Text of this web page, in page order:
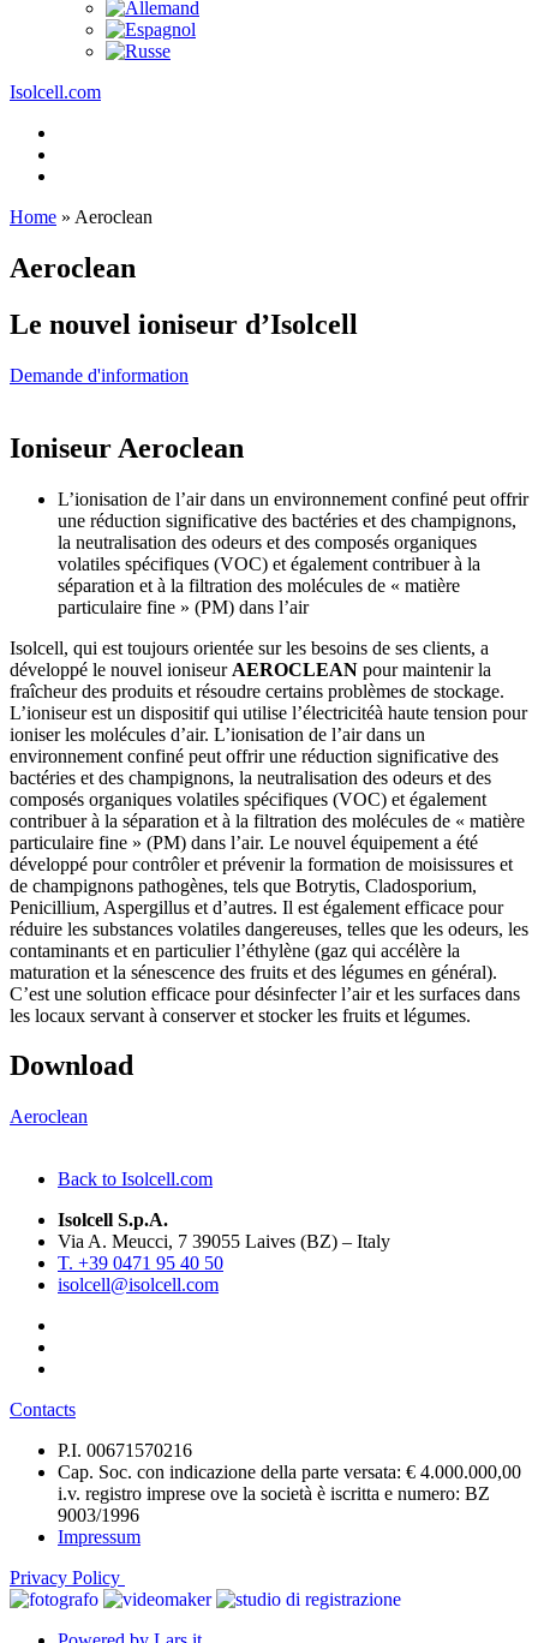
Isolcell.com
Home » Aeroclean
Aeroclean
Le nouvel ioniseur d’Isolcell
Demande d'information
Ioniseur Aeroclean
L’ionisation de l’air dans un environnement confiné peut offrir
une réduction significative des bactéries et des champignons,
la neutralisation des odeurs et des composés organiques
volatiles spécifiques (VOC) et également contribuer à la
séparation et à la filtration des molécules de « matière
particulaire fine » (PM) dans l’air
Isolcell, qui est toujours orientée sur les besoins de ses clients, a
développé le nouvel ioniseur AEROCLEAN pour maintenir la
fraîcheur des produits et résoudre certains problèmes de stockage.
L’ioniseur est un dispositif qui utilise l’électricitéà haute tension pour
ioniser les molécules d’air. L’ionisation de l’air dans un
environnement confiné peut offrir une réduction significative des
bactéries et des champignons, la neutralisation des odeurs et des
composés organiques volatiles spécifiques (VOC) et également
contribuer à la séparation et à la filtration des molécules de « matière
particulaire fine » (PM) dans l’air. Le nouvel équipement a été
développé pour contrôler et prévenir la formation de moisissures et
de champignons pathogènes, tels que Botrytis, Cladosporium,
Penicillium, Aspergillus et d’autres. Il est également efficace pour
réduire les substances volatiles dangereuses, telles que les odeurs, les
contaminants et en particulier l’éthylène (gaz qui accélère la
maturation et la sénescence des fruits et des légumes en général).
C’est une solution efficace pour désinfecter l’air et les surfaces dans
les locaux servant à conserver et stocker les fruits et légumes.
Download
Aeroclean
Back to Isolcell.com
Isolcell S.p.A.
Via A. Meucci, 7 39055 Laives (BZ) – Italy
T. +39 0471 95 40 50
isolcell@isolcell.com
Contacts
P.I. 00671570216
Cap. Soc. con indicazione della parte versata: € 4.000.000,00
i.v. registro imprese ove la società è iscritta e numero: BZ
9003/1996
Impressum
Privacy Policy